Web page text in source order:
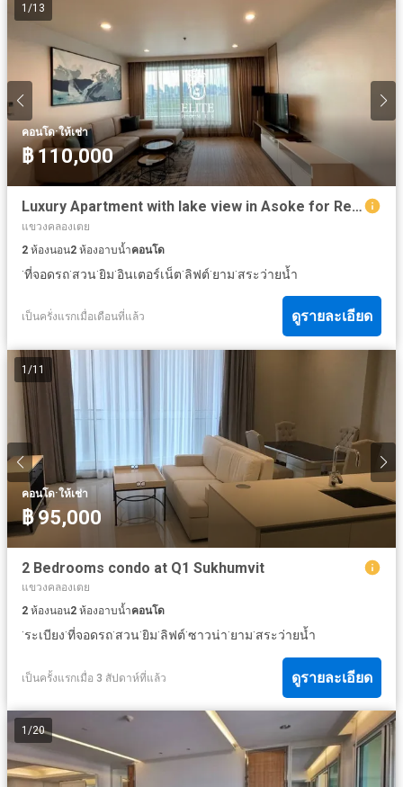
1 /13
คอนโด·ให้เช่า
฿ 110,000
Luxury Apartment with lake view in Asoke for Rent near BTS Asoke
แขวงคลองเตย
2 ห้องนอน2 ห้องอาบน้ำคอนโด
·ที่จอดรถ·สวน·ยิม·อินเตอร์เน็ต·ลิฟต์·ยาม·สระว่ายน้ำ
เป็นครั่งแรกเมื่อเดือนที่แล้ว ดูรายละเอียด
1 /11
คอนโด·ให้เช่า
฿ 95,000
2 Bedrooms condo at Q1 Sukhumvit
แขวงคลองเตย
2 ห้องนอน2 ห้องอาบน้ำคอนโด
·ระเบียง·ที่จอดรถ·สวน·ยิม·ลิฟต์·ซาวน่า·ยาม·สระว่ายน้ำ
เป็นครั้งแรกเมื่อ 3 สัปดาห์ที่แล้ว ดูรายละเอียด
1 /20